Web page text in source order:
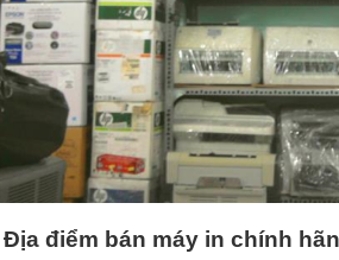
Địa điểm bán máy in chính